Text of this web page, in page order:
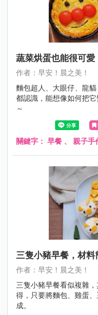
蔬菜烘蛋也能很可
作者：早安！晨之美！
麵包超人、大眼仔、龍
都認識，能想像如何把
～
關鍵字： 早餐 、 親子手
三隻小豬早餐，材料
作者：早安！晨之美！
三隻小豬早餐看似複雜
得，只要將麵包、雞蛋
成。